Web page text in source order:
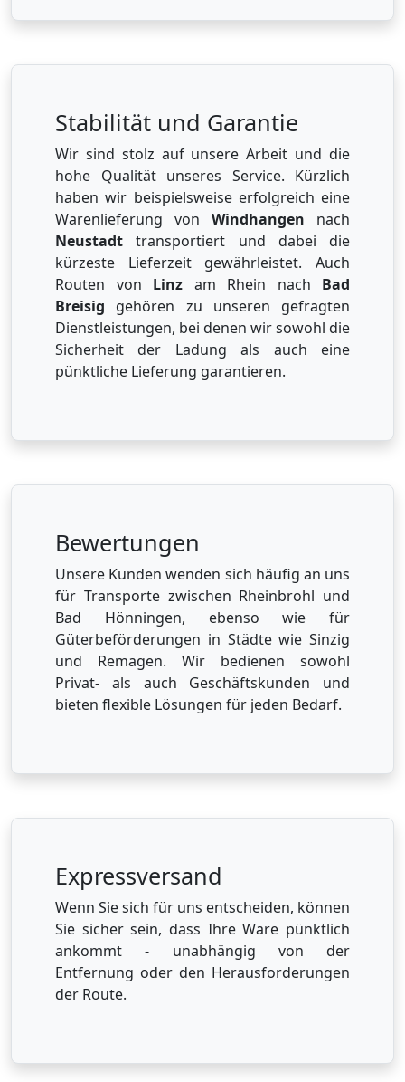
Stabilität und Garantie
Wir sind stolz auf unsere Arbeit und die
hohe Qualität unseres Service. Kürzlich
haben wir beispielsweise erfolgreich eine
Warenlieferung von Windhangen nach
Neustadt transportiert und dabei die
kürzeste Lieferzeit gewährleistet. Auch
Routen von Linz am Rhein nach Bad
Breisig gehören zu unseren gefragten
Dienstleistungen, bei denen wir sowohl die
Sicherheit der Ladung als auch eine
pünktliche Lieferung garantieren.
Bewertungen
Unsere Kunden wenden sich häufig an uns
für Transporte zwischen Rheinbrohl und
Bad Hönningen, ebenso wie für
Güterbeförderungen in Städte wie Sinzig
und Remagen. Wir bedienen sowohl
Privat- als auch Geschäftskunden und
bieten flexible Lösungen für jeden Bedarf.
Expressversand
Wenn Sie sich für uns entscheiden, können
Sie sicher sein, dass Ihre Ware pünktlich
ankommt - unabhängig von der
Entfernung oder den Herausforderungen
der Route.